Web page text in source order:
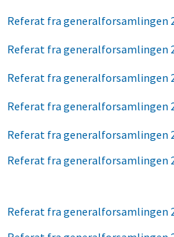
Referat fra generalforsamlingen
Referat fra generalforsamlingen
Referat fra generalforsamlingen
Referat fra generalforsamlingen
Referat fra generalforsamlingen
Referat fra generalforsamlingen
Referat fra generalforsamlingen